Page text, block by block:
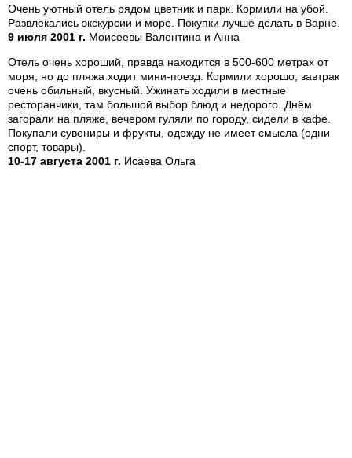
Очень уютный отель рядом цветник и парк. Кормили на убой.
Развлекались экскурсии и море. Покупки лучше делать в Варне.
9 июля 2001 г. Моисеевы Валентина и Анна
Отель очень хороший, правда находится в 500-600 метрах от
моря, но до пляжа ходит мини-поезд. Кормили хорошо, завтрак
очень обильный, вкусный. Ужинать ходили в местные
ресторанчики, там большой выбор блюд и недорого. Днём
загорали на пляже, вечером гуляли по городу, сидели в кафе.
Покупали сувениры и фрукты, одежду не имеет смысла (одни
спорт, товары).
10-17 августа 2001 г. Исаева Ольга